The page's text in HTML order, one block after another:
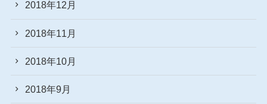
2018年12月
2018年11月
2018年10月
2018年9月